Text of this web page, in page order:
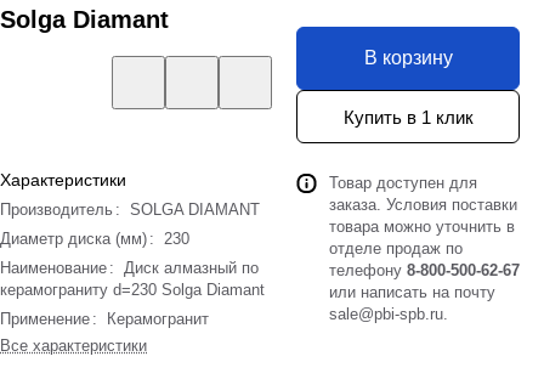
Solga Diamant
Характеристики
Производитель : SOLGA DIAMANT
Диаметр диска (мм) : 230
Наименование : Диск алмазный по
керамограниту d=230 Solga Diamant
Применение :
Керамогранит
Все характеристики
В корзину
Купить в 1 клик
Товар доступен для
заказа. Условия поставки
товара можно уточнить в
отделе продаж по
телефону 8-800-500-62-67
или написать на почту
sale@pbi-spb.ru.